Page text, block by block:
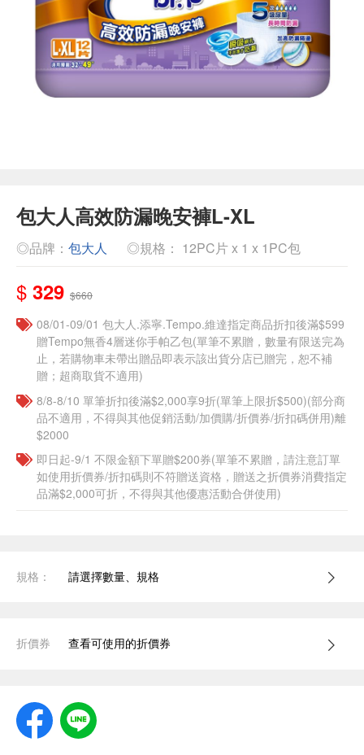
包大人高效防漏晚安褲L-XL
◎品牌： 包大人 ◎規格： 12PC片 x 1 x 1PC包
$ 329 $660
08/01-09/01 包大人.添寧.Tempo.維達指定商品折扣後滿$599
贈Tempo無香4層迷你手帕乙包(單筆不累贈，數量有限送完為
止，若購物車未帶出贈品即表示該出貨分店已贈完，恕不補
贈；超商取貨不適用)
8/8-8/10 單筆折扣後滿$2,000享9折(單筆上限折$500)(部分商
品不適用，不得與其他促銷活動/加價購/折價券/折扣碼併用)離
$2000
即日起-9/1 不限金額下單贈$200券(單筆不累贈，請注意訂單
如使用折價券/折扣碼則不符贈送資格，贈送之折價券消費指定
品滿$2,000可折，不得與其他優惠活動合併使用)
規格： 請選擇數量、規格
折價券 查看可使用的折價券